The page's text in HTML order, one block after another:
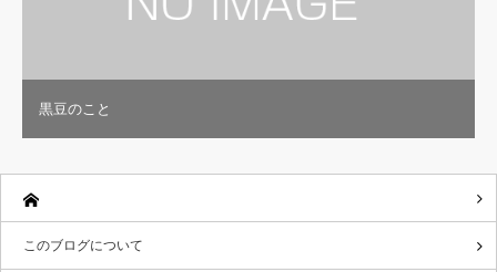
黒豆のこと
このブログについて